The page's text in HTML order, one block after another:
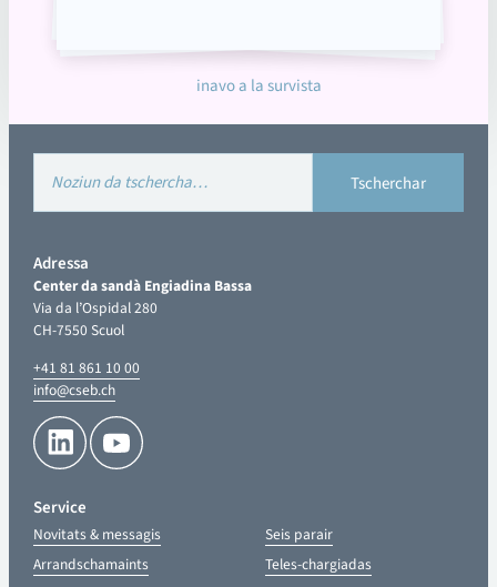
inavo a la survista
Adressa
Center da sandà Engiadina Bassa
Via da l’Ospidal 280
CH-7550 Scuol
+41 81 861 10 00
info@cseb.ch
Service
Novitats & messagis
Arrandschamaints
Seis parair
Teles-chargiadas